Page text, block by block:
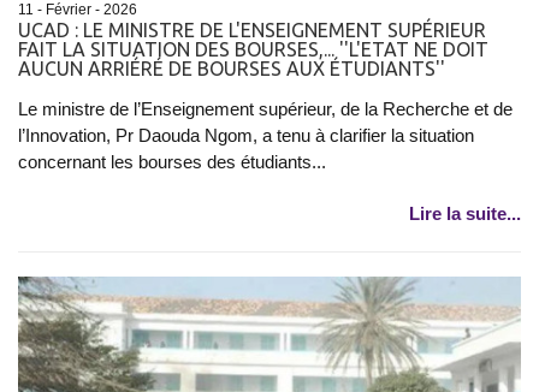
11 - Février - 2026
UCAD : LE MINISTRE DE L'ENSEIGNEMENT SUPÉRIEUR
FAIT LA SITUATION DES BOURSES,... ''L'ETAT NE DOIT
AUCUN ARRIÉRÉ DE BOURSES AUX ÉTUDIANTS''
Le ministre de l’Enseignement supérieur, de la Recherche et de
l’Innovation, Pr Daouda Ngom, a tenu à clarifier la situation
concernant les bourses des étudiants...
Lire la suite...